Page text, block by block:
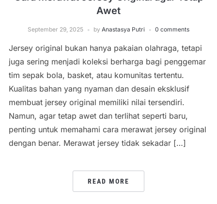
Awet
September 29, 2025 by Anastasya Putri 0 comments
Jersey original bukan hanya pakaian olahraga, tetapi
juga sering menjadi koleksi berharga bagi penggemar
tim sepak bola, basket, atau komunitas tertentu.
Kualitas bahan yang nyaman dan desain eksklusif
membuat jersey original memiliki nilai tersendiri.
Namun, agar tetap awet dan terlihat seperti baru,
penting untuk memahami cara merawat jersey original
dengan benar. Merawat jersey tidak sekadar […]
READ MORE